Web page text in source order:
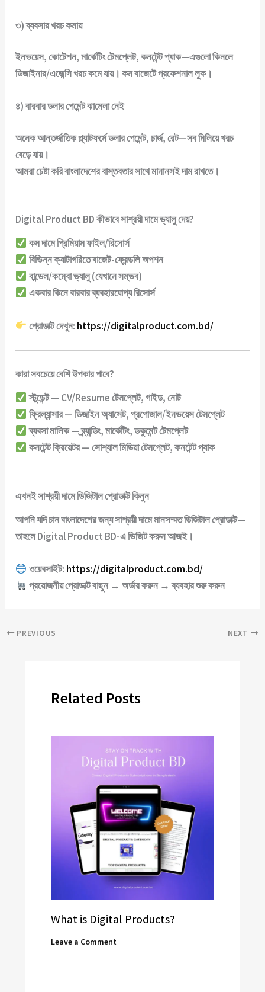
৩) ব্যবসার খরচ কমায়
ইনভয়েস, কোটেশন, মার্কেটিং টেমপ্লেট, কনটেন্ট প্যাক—এগুলো কিনলে
ডিজাইনার/এজেন্সি খরচ কমে যায়।কম বাজেটে প্রফেশনাল লুক।
৪) বারবার ডলার পেমেন্ট ঝামেলা নেই
অনেক আন্তর্জাতিক প্ল্যাটফর্মে ডলার পেমেন্ট, চার্জ, রেট—সব মিলিয়ে খরচ
বেড়ে যায়।
আমরা চেষ্টা করিবাংলাদেশের বাস্তবতার সাথে মানানসই দামরাখতে।
Digital Product BD কীভাবে সাশ্রয়ী দামে ভ্যালু দেয়?
কম দামে প্রিমিয়াম ফাইল/রিসোর্স
বিভিন্ন ক্যাটাগরিতে বাজেট-ফ্রেন্ডলি অপশন
বান্ডেল/কম্বো ভ্যালু(যেখানে সম্ভব)
একবার কিনে বারবার ব্যবহারযোগ্য রিসোর্স
প্রোডাক্ট দেখুন: https://digitalproduct.com.bd/
কারা সবচেয়ে বেশি উপকার পাবে?
স্টুডেন্ট— CV/Resume টেমপ্লেট, গাইড, নোট
ফ্রিল্যান্সার— ডিজাইন অ্যাসেট, প্রপোজাল/ইনভয়েস টেমপ্লেট
ব্যবসা মালিক— ব্র্যান্ডিং, মার্কেটিং, ডকুমেন্ট টেমপ্লেট
কনটেন্ট ক্রিয়েটর— সোশ্যাল মিডিয়া টেমপ্লেট, কনটেন্ট প্যাক
এখনই সাশ্রয়ী দামে ডিজিটাল প্রোডাক্ট কিনুন
আপনি যদি চানবাংলাদেশের জন্য সাশ্রয়ী দামেমানসম্মত ডিজিটাল প্রোডাক্ট—
তাহলেDigital Product BD-এ ভিজিট করুন আজই।
ওয়েবসাইট: https://digitalproduct.com.bd/
প্রয়োজনীয় প্রোডাক্ট বাছুন → অর্ডার করুন → ব্যবহার শুরু করুন
PREVIOUS NEXT
Related Posts
What is Digital Products?
Leave a Comment